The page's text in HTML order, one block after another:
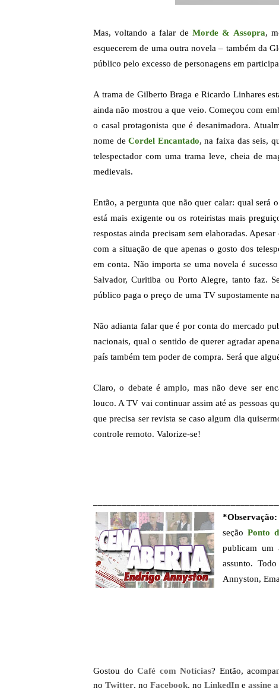
Mas, voltando a falar de Morde & Assopra,
esquecerem de uma outra novela – também da
público pelo excesso de personagens em
A trama de Gilberto Braga e Ricardo Linhares
ainda não mostrou a que veio. Começou com
o casal protagonista que é desanimadora.
nome deCordel Encantado, na faixa das seis,
telespectador com uma trama leve, cheia de
medievais.
Então, a pergunta que não quer calar: qual será
está mais exigente ou os roteiristas mais
respostas ainda precisam sem elaboradas.
com a situação de que apenas o gosto dos
em conta. Não importa se uma novela é
Salvador, Curitiba ou Porto Alegre, tanto faz.
público paga o preço de uma TV supostamente
Não adianta falar que é por conta do mercado
nacionais, qual o sentido de querer agradar
país também tem poder de compra. Será que
Claro, o debate é amplo, mas não deve ser
louco. A TV vai continuar assim até as pessoas
que precisa ser revista se caso algum dia
controle remoto. Valorize-se!
*Observação:
seçãoPonto
publicam um
assunto.
Annyston,
Gostou do Café com Notícias? Então,
no Twitter, no Facebook, no LinkedIn e assine